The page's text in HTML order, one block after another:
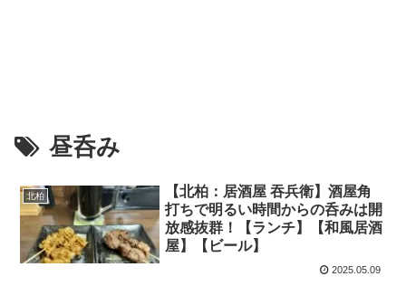
昼呑み
北柏
【北柏：居酒屋 吞兵衛】酒屋角
打ちで明るい時間からの呑みは開
放感抜群！【ランチ】【和風居酒
屋】【ビール】
2025.05.09